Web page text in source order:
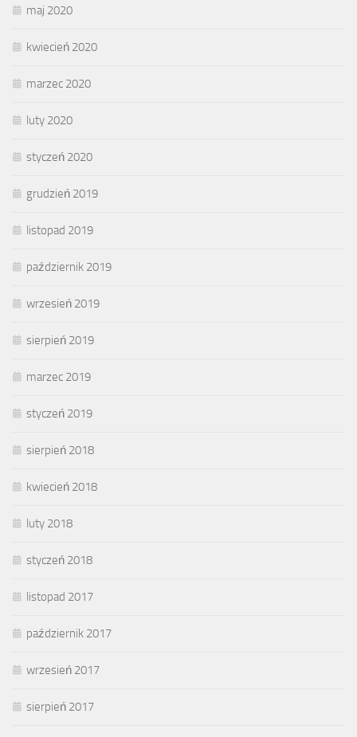
maj 2020
kwiecień 2020
marzec 2020
luty 2020
styczeń 2020
grudzień 2019
listopad 2019
październik 2019
wrzesień 2019
sierpień 2019
marzec 2019
styczeń 2019
sierpień 2018
kwiecień 2018
luty 2018
styczeń 2018
listopad 2017
październik 2017
wrzesień 2017
sierpień 2017